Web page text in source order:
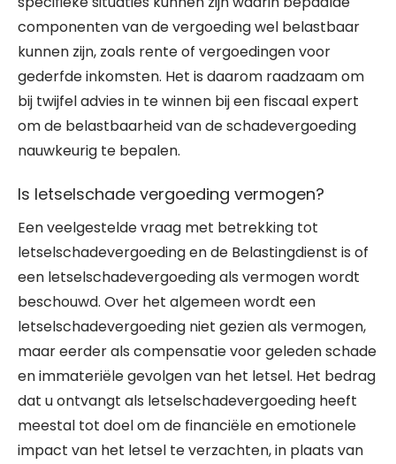
componenten van de vergoeding wel belastbaar
kunnen zijn, zoals rente of vergoedingen voor
gederfde inkomsten. Het is daarom raadzaam om
bij twijfel advies in te winnen bij een fiscaal expert
om de belastbaarheid van de schadevergoeding
nauwkeurig te bepalen.
Is letselschade vergoeding vermogen?
Een veelgestelde vraag met betrekking tot
letselschadevergoeding en de Belastingdienst is of
een letselschadevergoeding als vermogen wordt
beschouwd. Over het algemeen wordt een
letselschadevergoeding niet gezien als vermogen,
maar eerder als compensatie voor geleden schade
en immateriële gevolgen van het letsel. Het bedrag
dat u ontvangt als letselschadevergoeding heeft
meestal tot doel om de financiële en emotionele
impact van het letsel te verzachten, in plaats van